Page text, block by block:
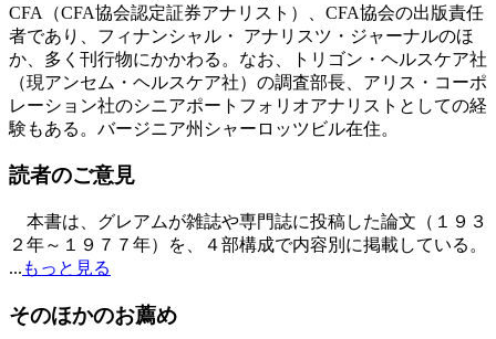
CFA（CFA協会認定証券アナリスト）、CFA協会の出版責任
者であり、フィナンシャル・ アナリスツ・ジャーナルのほ
か、多く刊行物にかかわる。なお、トリゴン・ヘルスケア社
（現アンセム・ヘルスケア社）の調査部長、アリス・コーポ
レーション社のシニアポートフォリオアナリストとしての経
験もある。バージニア州シャーロッツビル在住。
読者のご意見
本書は、グレアムが雑誌や専門誌に投稿した論文（１９３
２年～１９７７年）を、４部構成で内容別に掲載している。
... もっと見る
そのほかのお薦め